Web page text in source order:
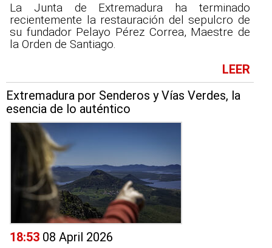
La Junta de Extremadura ha terminado
recientemente la restauración del sepulcro de
su fundador Pelayo Pérez Correa, Maestre de
la Orden de Santiago.
LEER
Extremadura por Senderos y Vías Verdes, la
esencia de lo auténtico
18:53 08 April 2026